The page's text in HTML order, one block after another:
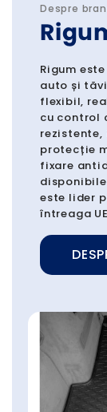
Despre
Rigum
auto și
flexibil,
cu control
rezistente,
protecție
fixare
este lider
întreaga